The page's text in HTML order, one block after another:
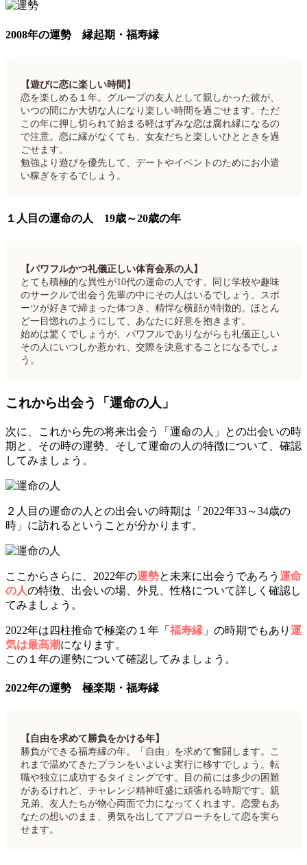
2008年の運勢 縁起期・福寿縁
【遊びに恋に楽しい時間】
恋を楽しめる１年。グループの友人として親しかった彼が、
いつの間にか大切な人になり楽しい時間を過ごせます。ただ
この年に押し切られて始まる軽はずみな恋は腐れ縁になるの
で注意。恋に縁がなくても、女友だちと楽しいひとときを過
ごせます。
勉強より遊びを優先して、デートやイベントのためにお小遣
い稼ぎをするでしょう。
１人目の運命の人 19歳～20歳の年
【パワフルかつ礼儀正しい体育会系の人】
とても積極的な異性が10代の運命の人です。同じ学校や趣味
のサークルで出会う先輩の中にその人はいるでしょう。スポ
ーツが好きで締まった体つき、精悍な横顔が特徴的。ほとん
ど一目惚れのようにして、あなたに好意を抱きます。
始めは驚くでしょうが、パワフルでありながらも礼儀正しい
その人にいつしか惹かれ、交際を決意することになるでしょ
う。
これから出会う「運命の人」
次に、これから先の将来出会う「運命の人」との出会いの時
期と、その時の運勢、そして運命の人の特徴について、確認
してみましょう。
２人目の運命の人との出会いの時期は「2022年33～34歳の
時」に訪れるということが分かります。
ここからさらに、2022年の運勢と未来に出会うであろう 運命
の人の特徴、出会いの場、外見、性格について詳しく確認し
てみましょう。
2022年は四柱推命で極楽の１年「 福寿縁 」の時期でもあり 運
気は最高潮になります。
この１年の運勢について確認してみましょう。
2022年の運勢 極楽期・福寿縁
【自由を求めて勝負をかける年】
勝負ができる福寿縁の年。「自由」を求めて奮闘します。こ
れまで温めてきたプランをいよいよ実行に移すでしょう。転
職や独立に成功するタイミングです。目の前には多少の困難
があるけれど、チャレンジ精神旺盛に頑張れる時期です。親
兄弟、友人たちが物心両面で力になってくれます。恋愛もあ
なたの想いのまま、勇気を出してアプローチをして恋を実ら
せます。